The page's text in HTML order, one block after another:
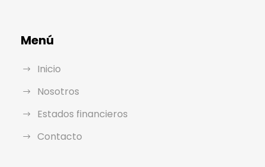
Menú
Inicio
Nosotros
Estados financieros
Contacto